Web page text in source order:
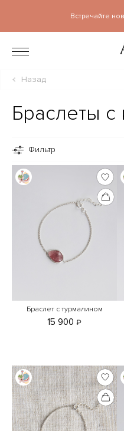
Встречайте
Назад
Браслеты с
Фильтр
Браслет с турмалином
15 900₽